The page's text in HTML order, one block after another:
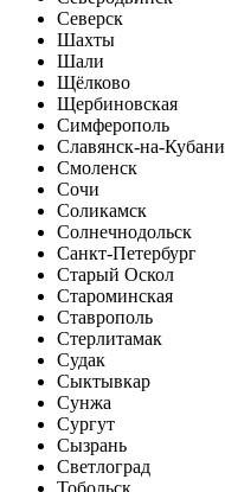
Северск
Шахты
Шали
Щёлково
Щербиновская
Симферополь
Славянск-на-Кубани
Смоленск
Сочи
Соликамск
Солнечнодольск
Санкт-Петербург
Старый Оскол
Староминская
Ставрополь
Стерлитамак
Судак
Сыктывкар
Сунжа
Сургут
Сызрань
Светлоград
Тобольск